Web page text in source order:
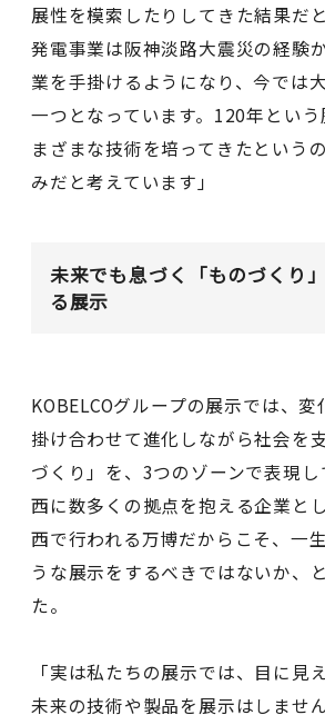
展性を模索したりしてきた結果だ
発電事業は阪神淡路大震災の経験
業を手掛けるようになり、今では
一つとなっています。120年とい
まざまな技術を培ってきたという
みだと考えています」
未来でも息づく「ものづくり
る展示
KOBELCOグループの展示では、変
掛け合わせて進化しながら社会を
づくり」を、3つのゾーンで表現し
西に数多くの拠点を抱える企業と
西で行われる万博だからこそ、一
うな展示をするべきではないか、
た。
「実は私たちの展示では、目に見
未来の技術や製品を展示はしませ